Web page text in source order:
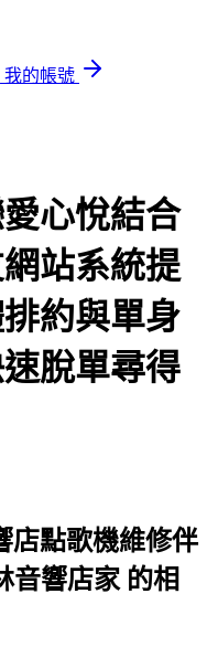
我的帳號
心悅結合
站系統提
約與單身
脫單尋得
店點歌機維修伴
音響店家 的相